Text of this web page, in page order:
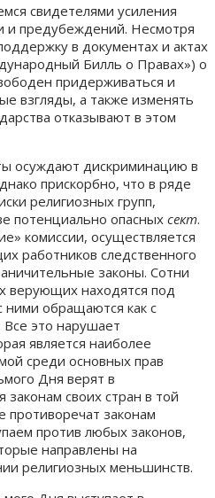
свидетелями усиления
и предубеждений. Несмотря
в документах и актах
Билль о Правах») о
придерживаться и
взгляды, а также изменять
отказывают в этом
осуждают дискриминацию в
прискорбно, что в ряде
религиозных групп,
потенциально опасных сект.
комиссии, осуществляется
работников следственного
законы. Сотни
верующих находятся под
ними обращаются как с
Все это нарушает
является наиболее
среди основных прав
Дня верят в
своих стран в той
противоречат законам
против любых законов,
направлены на
религиозных меньшинств.